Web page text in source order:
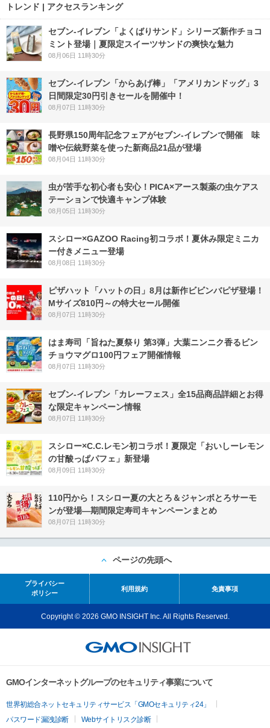
トレンド | アクセスランキング
セブン‐イレブン「よくばりサンド」シリーズ新作チョコ
ミント登場｜夏限定スイーツサンドの爽快な魅力
08月06日 11時30分
セブン‐イレブン「からあげ棒」「アメリカンドッグ」3
日間限定30円引きセールを開催中！
08月07日 11時30分
長野県150周年記念フェアがセブン-イレブンで開催 味
噌や伝統野菜を使った新商品21品が登場
08月04日 11時30分
虫が苦手な初心者も安心！PICA×アース製薬の虫ケアス
テーションで快適キャンプ体験
08月05日 11時30分
スシロー×GAZOO Racing初コラボ！夏休み限定ミニカ
ー付きメニュー登場
08月08日 11時30分
ピザハット「ハットの日」8月は新作ビビンバピザ登場！
Mサイズ810円～の特大セール開催
08月07日 11時30分
はま寿司「旨ねた夏祭り 第3弾」大葉ニンニク香るビン
チョウマグロ100円フェア開催情報
08月07日 11時30分
セブン‐イレブン「カレーフェス」全15品商品詳細とお得
な限定キャンペーン情報
08月07日 11時30分
スシロー×C.C.レモン初コラボ！夏限定「おいしーレモン
の甘酸っぱパフェ」新登場
08月09日 11時30分
110円から！スシロー夏の大とろ＆ジャンボとろサーモ
ンが登場―期間限定寿司キャンペーンまとめ
08月07日 11時30分
ページの先頭へ
プライバシー
ポリシー
利用規約 免責事項
Copyright © 2026 GMO INSIGHT Inc. All Rights Reserved.
GMOインターネットグループのセキュリティ事業について
世界初総合ネットセキュリティサービス「GMOセキュリティ24」
パスワード漏洩診断
Webサイトリスク診断